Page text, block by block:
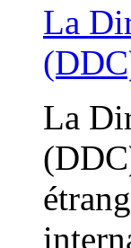
La
La